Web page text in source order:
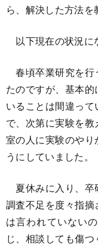
ら、解決した方法を
以下現在の状況に
春頃卒業研究を行
たのですが、基本
いることは間違っ
で、次第に実験を
室の人に実験のや
うにしていました。
夏休みに入り、卒
調査不足を度々指
は言われていない
じ、相談しても傷